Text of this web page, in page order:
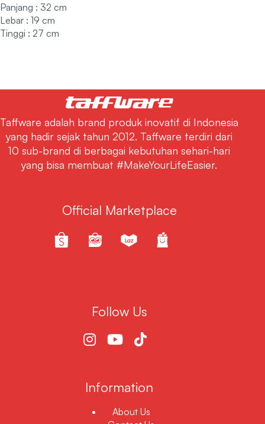
Panjang : 32 cm
Lebar : 19 cm
Tinggi : 27 cm
Taffware adalah brand produk inovatif di Indonesia
yang hadir sejak tahun 2012. Taffware terdiri dari
10 sub-brand di berbagai kebutuhan sehari-hari
yang bisa membuat #MakeYourLifeEasier.
Official Marketplace
Follow Us
Information
About Us